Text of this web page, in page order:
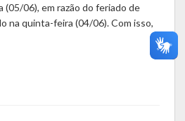
(05/06), em razão do feriado de
na quinta-feira (04/06). Com isso,